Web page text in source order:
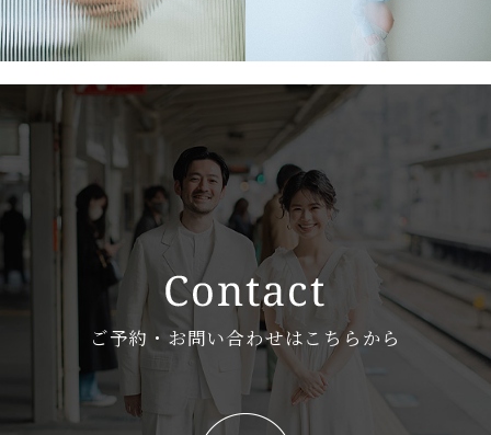
ご予約・お問い合わせはこちらから